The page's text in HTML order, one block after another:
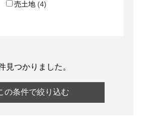
売土地 (4)
見つかりました。